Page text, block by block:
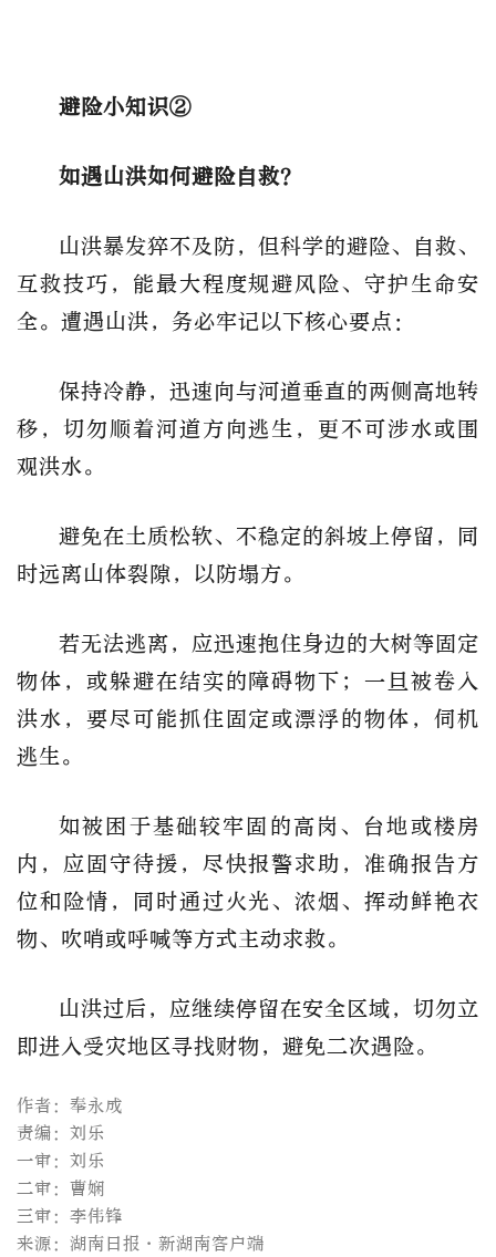
避险小知识②
如遇山洪如何避险自救？
山洪暴发猝不及防，但科学的避险、自救、
互救技巧，能最大程度规避风险、守护生命安
全。遭遇山洪，务必牢记以下核心要点：
保持冷静，迅速向与河道垂直的两侧高地转
移，切勿顺着河道方向逃生，更不可涉水或围
观洪水。
避免在土质松软、不稳定的斜坡上停留，同
时远离山体裂隙，以防塌方。
若无法逃离，应迅速抱住身边的大树等固定
物体，或躲避在结实的障碍物下；一旦被卷入
洪水，要尽可能抓住固定或漂浮的物体，伺机
逃生。
如被困于基础较牢固的高岗、台地或楼房
内，应固守待援，尽快报警求助，准确报告方
位和险情，同时通过火光、浓烟、挥动鲜艳衣
物、吹哨或呼喊等方式主动求救。
山洪过后，应继续停留在安全区域，切勿立
即进入受灾地区寻找财物，避免二次遇险。
作者：奉永成
责编：刘乐
一审：刘乐
二审：曹娴
三审：李伟锋
来源：湖南日报·新湖南客户端